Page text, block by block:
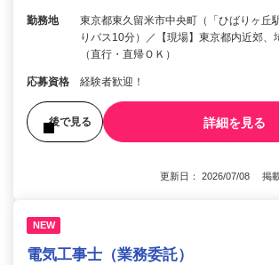
勤務地
東京都東久留米市中央町（「ひばりヶ丘
りバス10分）／【現場】東京都内近郊、
（直行・直帰ＯＫ）
応募資格 経験者歓迎！
後で見る 詳細を見る
更新日： 2026/07/08 掲
NEW
電気工事士（業務委託）